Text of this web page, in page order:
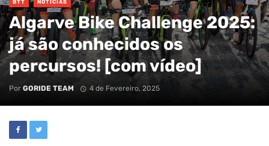
BTT NOTÍCIAS
Algarve Bike Challenge 2025:
já são conhecidos os
percursos! [com vídeo]
Por GORIDE TEAM 4 de Fevereiro, 2025